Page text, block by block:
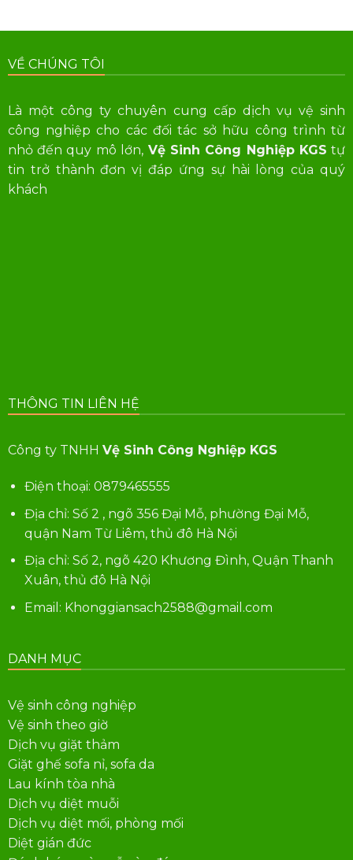
VỀ CHÚNG TÔI
Là một công ty chuyên cung cấp dịch vụ vệ sinh
công nghiệp cho các đối tác sở hữu công trình từ
nhỏ đến quy mô lớn,Vệ Sinh Công Nghiệp KGS tự
tin trở thành đơn vị đáp ứng sự hài lòng của quý
khách
THÔNG TIN LIÊN HỆ
Công ty TNHH Vệ Sinh Công Nghiệp KGS
Điện thoại: 0879465555
Địa chỉ: Số 2 , ngõ 356 Đại Mỗ, phường Đại Mỗ,
quận Nam Từ Liêm, thủ đô Hà Nội
Địa chỉ: Số 2, ngõ 420 Khương Đình, Quận Thanh
Xuân, thủ đô Hà Nội
Email: Khonggiansach2588@gmail.com
DANH MỤC
Vệ sinh công nghiệp
Vệ sinh theo giờ
Dịch vụ giặt thảm
Giặt ghế sofa nỉ, sofa da
Lau kính tòa nhà
Dịch vụ diệt muỗi
Dịch vụ diệt mối, phòng mối
Diệt gián đức